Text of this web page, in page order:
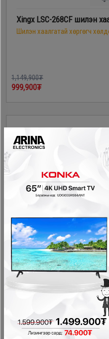
Xingx LSC-268CF шилэн
Шилэн хаалгатай хөргөгч
1,149,900₮
999,900₮
Homelux HL-SC409 шилэн
Шилэн хаалгатай хөргөгч
1,999,900₮